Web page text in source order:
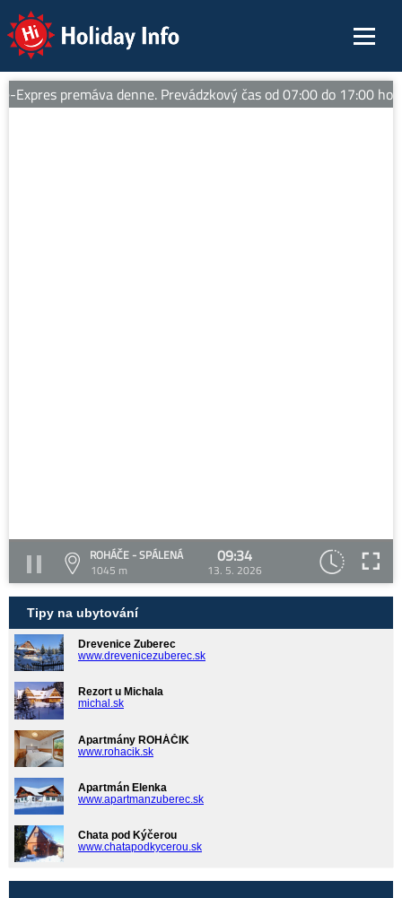
Holiday Info
Expres premáva denne. Prevádzkový čas od 07:00 do 17:00
ROHÁČE - SPÁLENÁ
1045 m
09:34
13. 5. 2026
Tipy na ubytování
Drevenice Zuberec
www.drevenicezuberec.sk
Rezort u Michala
michal.sk
Apartmány ROHÁČIK
www.rohacik.sk
Apartmán Elenka
www.apartmanzuberec.sk
Chata pod Kýčerou
www.chatapodkycerou.sk